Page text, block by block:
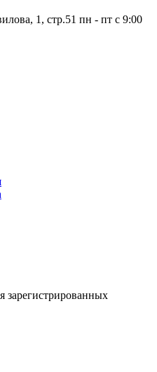
1, стр.51 пн - пт с 9:00
зарегистрированных